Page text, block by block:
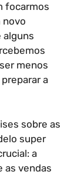
focarmos
novo
alguns
menos
a
sobre as
super
a
as vendas